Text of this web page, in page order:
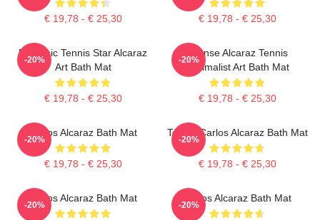
€ 19,78 - € 25,30 € 19,78 - € 25,30
Dynamic Tennis Star Alcaraz
Art Bath Mat
€ 19,78 - € 25,30
-20%
Intense Alcaraz Tennis
Minimalist Art Bath Mat
€ 19,78 - € 25,30
-20%
Carlos Alcaraz Bath Mat
€ 19,78 - € 25,30
-20%
Tennis Carlos Alcaraz Bath Mat
€ 19,78 - € 25,30
-20%
Carlos Alcaraz Bath Mat
-20%
Carlos Alcaraz Bath Mat
-20%